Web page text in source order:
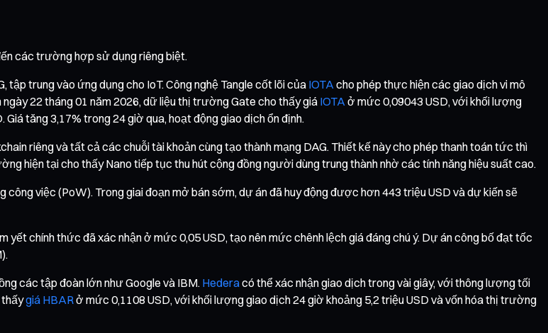
các trường hợp sử dụng riêng biệt.
tập trung vào ứng dụng cho IoT. Công nghệ Tangle cốt lõi của IOTA cho phép thực hiện các giao dịch vi mô
22 tháng 01 năm 2026, dữ liệu thị trường Gate cho thấy giá IOTA ở mức 0,09043 USD, với khối lượng
tăng 3,17% trong 24 giờ qua, hoạt động giao dịch ổn định.
riêng và tất cả các chuỗi tài khoản cùng tạo thành mạng DAG. Thiết kế này cho phép thanh toán tức thì
hiện tại cho thấy Nano tiếp tục thu hút cộng đồng người dùng trung thành nhờ các tính năng hiệu suất cao.
việc (PoW). Trong giai đoạn mở bán sớm, dự án đã huy động được hơn 443 triệu USD và dự kiến sẽ
chính thức đã xác nhận ở mức 0,05 USD, tạo nên mức chênh lệch giá đáng chú ý. Dự án công bố đạt tốc
các tập đoàn lớn như Google và IBM. Hederacó thể xác nhận giao dịch trong vài giây, với thông lượng tối
thấygiá HBARở mức 0,1108 USD, với khối lượng giao dịch 24 giờ khoảng 5,2 triệu USD và vốn hóa thị trường